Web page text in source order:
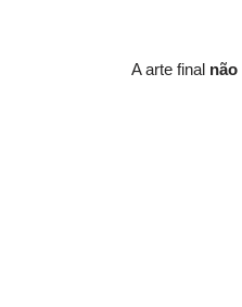
A arte final não